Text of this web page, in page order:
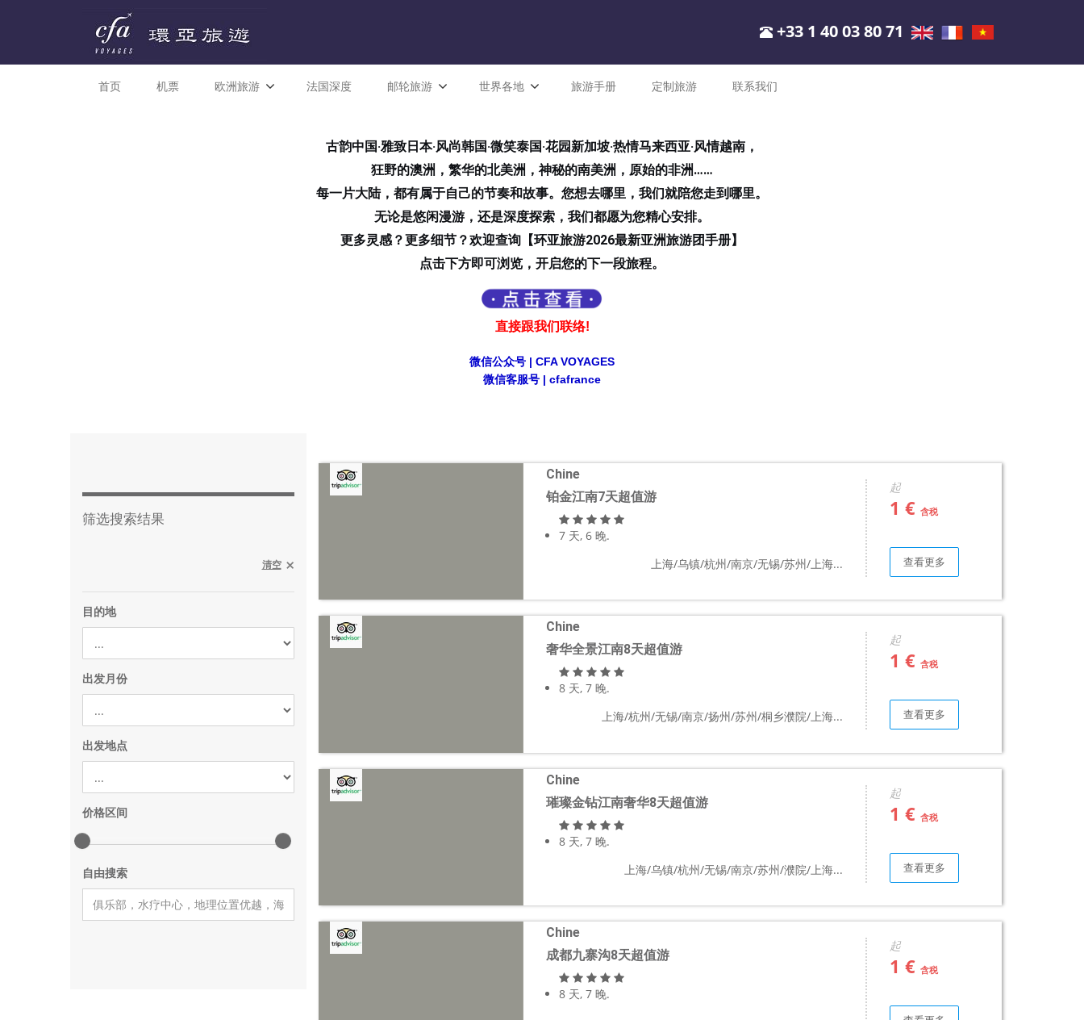
+33 1 40 03 80 71
首页 机票 欧洲旅游 法国深度 邮轮旅游 世界各地 旅游手册 定制旅游 联系我们
古韵中国·雅致日本·风尚韩国·微笑泰国·花园新加坡·热情马来西亚·风情越南，
狂野的澳洲，繁华的北美洲，神秘的南美洲，原始的非洲……
每一片大陆，都有属于自己的节奏和故事。 您想去哪里，我们就陪您走到哪里。
无论是悠闲漫游，还是深度探索，我们都愿为您精心安排。
更多灵感？更多细节？欢迎查询【环亚旅游2026最新亚洲旅游团手册】
点击下方即可浏览，开启您的下一段旅程。
直接跟我们联络!
微信公众号 | CFA VOYAGES
微信客服号 | cfafrance
筛选搜索结果
清空
目的地
出发月份
出发地点
价格区间
自由搜索
Chine
铂金江南7天超值游
7 天, 6 晚.
上海/乌镇/杭州/南京/无锡/苏州/上海...
起
1 € 含税
查看更多
Chine
奢华全景江南8天超值游
8 天, 7 晚.
上海/杭州/无锡/南京/扬州/苏州/桐乡濮院/上海...
起
1 € 含税
查看更多
Chine
璀璨金钻江南奢华8天超值游
8 天, 7 晚.
上海/乌镇/杭州/无锡/南京/苏州/濮院/上海...
起
1 € 含税
查看更多
Chine
成都九寨沟8天超值游
8 天, 7 晚.
起
1 € 含税